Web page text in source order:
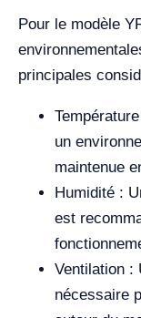
Pour le modèle
principales
un
maintenue
Humidité :
est
Ventilation :
nécessaire